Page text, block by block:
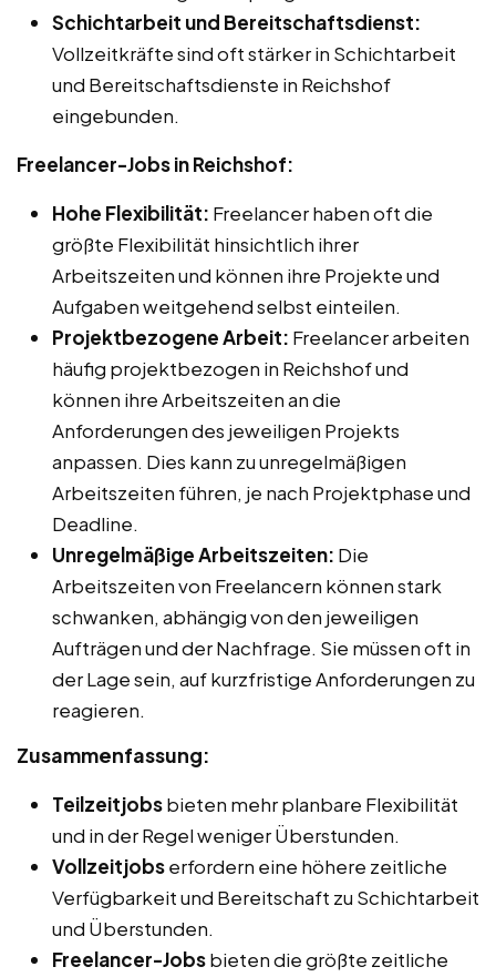
Schichtarbeit und Bereitschaftsdienst:
Vollzeitkräfte sind oft stärker in Schichtarbeit
und Bereitschaftsdienste in Reichshof
eingebunden.
Freelancer-Jobs in Reichshof:
Hohe Flexibilität: Freelancer haben oft die
größte Flexibilität hinsichtlich ihrer
Arbeitszeiten und können ihre Projekte und
Aufgaben weitgehend selbst einteilen.
Projektbezogene Arbeit: Freelancer arbeiten
häufig projektbezogen in Reichshof und
können ihre Arbeitszeiten an die
Anforderungen des jeweiligen Projekts
anpassen. Dies kann zu unregelmäßigen
Arbeitszeiten führen, je nach Projektphase und
Deadline.
Unregelmäßige Arbeitszeiten: Die
Arbeitszeiten von Freelancern können stark
schwanken, abhängig von den jeweiligen
Aufträgen und der Nachfrage. Sie müssen oft in
der Lage sein, auf kurzfristige Anforderungen zu
reagieren.
Zusammenfassung:
Teilzeitjobsbieten mehr planbare Flexibilität
und in der Regel weniger Überstunden.
Vollzeitjobserfordern eine höhere zeitliche
Verfügbarkeit und Bereitschaft zu Schichtarbeit
und Überstunden.
Freelancer-Jobsbieten die größte zeitliche